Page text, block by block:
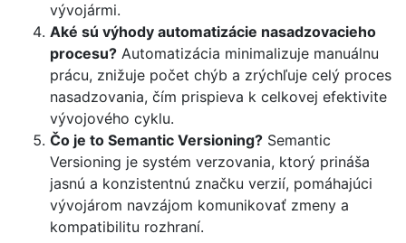
vývojármi.
Aké sú výhody automatizácie nasadzovacieho
procesu? Automatizácia minimalizuje manuálnu
prácu, znižuje počet chýb a zrýchľuje celý proces
nasadzovania, čím prispieva k celkovej efektivite
vývojového cyklu.
Čo je to Semantic Versioning? Semantic
Versioning je systém verzovania, ktorý prináša
jasnú a konzistentnú značku verzií, pomáhajúci
vývojárom navzájom komunikovať zmeny a
kompatibilitu rozhraní.